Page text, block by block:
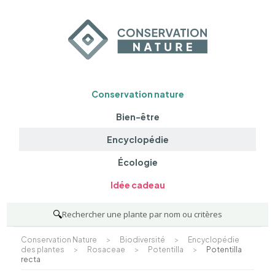
Conservation nature
Bien-être
Encyclopédie
Écologie
Idée cadeau
🔍Rechercher une plante par nom ou critères
Conservation Nature > Biodiversité >
Encyclopédie
des plantes
> Rosaceae > Potentilla >
Potentilla
recta